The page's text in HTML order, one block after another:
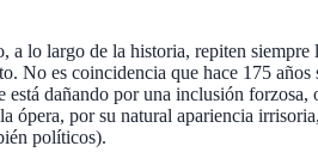
a lo largo de la historia, repiten
No es coincidencia que hace 175 años
dañando por una inclusión
ópera, por su natural apariencia
políticos).